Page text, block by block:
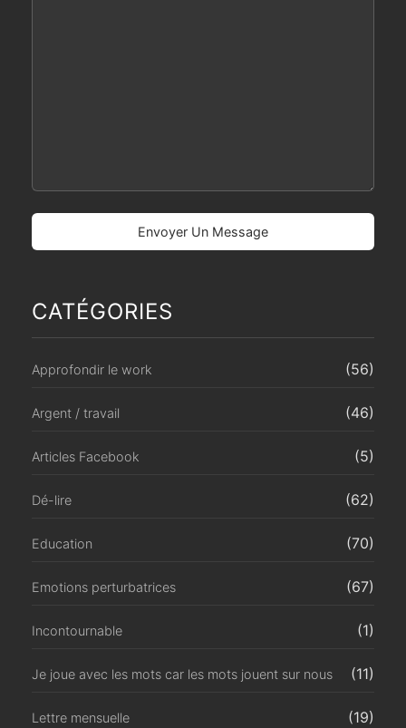
CATÉGORIES
Approfondir le work (56)
Argent / travail (46)
Articles Facebook (5)
Dé-lire (62)
Education (70)
Emotions perturbatrices (67)
Incontournable (1)
Je joue avec les mots car les mots jouent sur nous (11)
Lettre mensuelle (19)